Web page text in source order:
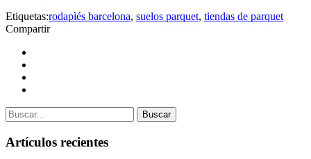
Etiquetas:rodapìés barcelona, suelos parquet, tiendas de parquet
Compartir
Buscar
Artículos recientes